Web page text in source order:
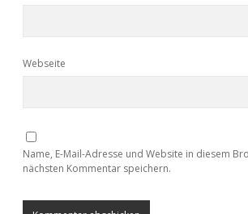
Webseite
Name, E-Mail-Adresse und Website in diesem
nächsten Kommentar speichern.